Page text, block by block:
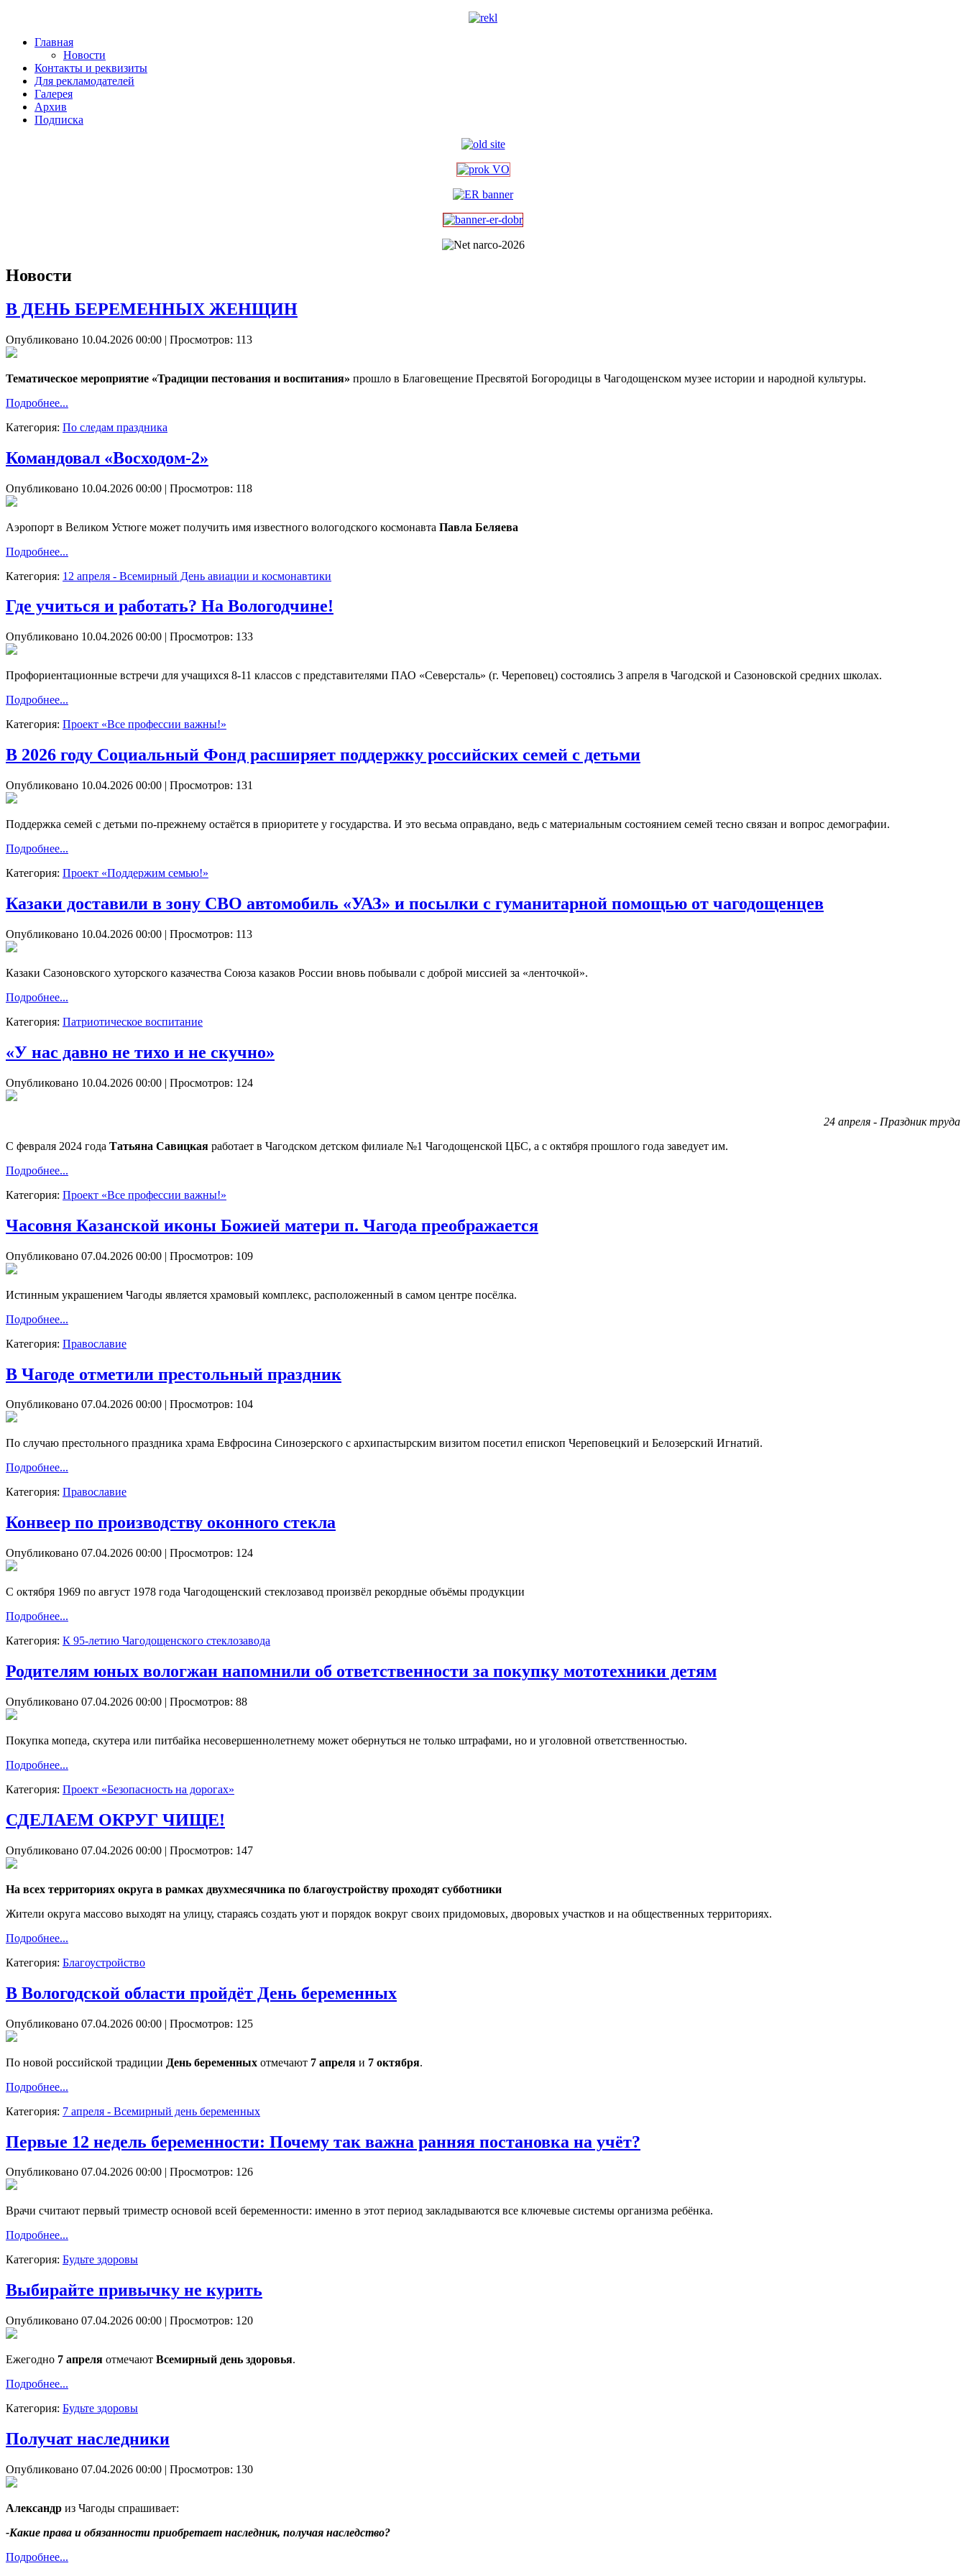
Главная
Новости
Контакты и реквизиты
Для рекламодателей
Галерея
Архив
Подписка
Новости
В ДЕНЬ БЕРЕМЕННЫХ ЖЕНЩИН
Опубликовано 10.04.2026 00:00 | Просмотров: 113
Тематическое мероприятие «Традиции пестования и воспитания» прошло в Благовещение Пресвятой Богородицы в Чагодощенском музее истории и народной культуры.
Подробнее...
Категория: По следам праздника
Командовал «Восходом-2»
Опубликовано 10.04.2026 00:00 | Просмотров: 118
Аэропорт в Великом Устюге может получить имя известного вологодского космонавта Павла Беляева
Подробнее...
Категория: 12 апреля - Всемирный День авиации и космонавтики
Где учиться и работать? На Вологодчине!
Опубликовано 10.04.2026 00:00 | Просмотров: 133
Профориентационные встречи для учащихся 8-11 классов с представителями ПАО «Северсталь» (г. Череповец) состоялись 3 апреля в Чагодской и Сазоновской средних школах.
Подробнее...
Категория: Проект «Все профессии важны!»
В 2026 году Социальный Фонд расширяет поддержку российских семей с детьми
Опубликовано 10.04.2026 00:00 | Просмотров: 131
Поддержка семей с детьми по-прежнему остаётся в приоритете у государства. И это весьма оправдано, ведь с материальным состоянием семей тесно связан и вопрос демографии.
Подробнее...
Категория: Проект «Поддержим семью!»
Казаки доставили в зону СВО автомобиль «УАЗ» и посылки с гуманитарной помощью от чагодощенцев
Опубликовано 10.04.2026 00:00 | Просмотров: 113
Казаки Сазоновского хуторского казачества Союза казаков России вновь побывали с доброй миссией за «ленточкой».
Подробнее...
Категория: Патриотическое воспитание
«У нас давно не тихо и не скучно»
Опубликовано 10.04.2026 00:00 | Просмотров: 124
24 апреля - Праздник труда
С февраля 2024 года Татьяна Савицкая работает в Чагодском детском филиале №1 Чагодощенской ЦБС, а с октября прошлого года заведует им.
Подробнее...
Категория: Проект «Все профессии важны!»
Часовня Казанской иконы Божией матери п. Чагода преображается
Опубликовано 07.04.2026 00:00 | Просмотров: 109
Истинным украшением Чагоды является храмовый комплекс, расположенный в самом центре посёлка.
Подробнее...
Категория: Православие
В Чагоде отметили престольный праздник
Опубликовано 07.04.2026 00:00 | Просмотров: 104
По случаю престольного праздника храма Евфросина Синозерского с архипастырским визитом посетил епископ Череповецкий и Белозерский Игнатий.
Подробнее...
Категория: Православие
Конвеер по производству оконного стекла
Опубликовано 07.04.2026 00:00 | Просмотров: 124
С октября 1969 по август 1978 года Чагодощенский стеклозавод произвёл рекордные объёмы продукции
Подробнее...
Категория: К 95-летию Чагодощенского стеклозавода
Родителям юных вологжан напомнили об ответственности за покупку мототехники детям
Опубликовано 07.04.2026 00:00 | Просмотров: 88
Покупка мопеда, скутера или питбайка несовершеннолетнему может обернуться не только штрафами, но и уголовной ответственностью.
Подробнее...
Категория: Проект «Безопасность на дорогах»
СДЕЛАЕМ ОКРУГ ЧИЩЕ!
Опубликовано 07.04.2026 00:00 | Просмотров: 147
На всех территориях округа в рамках двухмесячника по благоустройству проходят субботники
Жители округа массово выходят на улицу, стараясь создать уют и порядок вокруг своих придомовых, дворовых участков и на общественных территориях.
Подробнее...
Категория: Благоустройство
В Вологодской области пройдёт День беременных
Опубликовано 07.04.2026 00:00 | Просмотров: 125
По новой российской традиции День беременных отмечают 7 апреля и 7 октября.
Подробнее...
Категория: 7 апреля - Всемирный день беременных
Первые 12 недель беременности: Почему так важна ранняя постановка на учёт?
Опубликовано 07.04.2026 00:00 | Просмотров: 126
Врачи считают первый триместр основой всей беременности: именно в этот период закладываются все ключевые системы организма ребёнка.
Подробнее...
Категория: Будьте здоровы
Выбирайте привычку не курить
Опубликовано 07.04.2026 00:00 | Просмотров: 120
Ежегодно 7 апреля отмечают Всемирный день здоровья.
Подробнее...
Категория: Будьте здоровы
Получат наследники
Опубликовано 07.04.2026 00:00 | Просмотров: 130
Александр из Чагоды спрашивает:
-Какие права и обязанности приобретает наследник, получая наследство?
Подробнее...